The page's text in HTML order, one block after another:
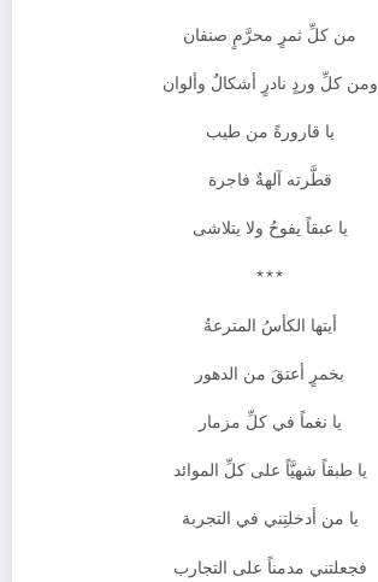
من كلِّ ثمرٍ محرَّمٍ صنفان
ومن كلِّ وردٍ نادرٍ أشكالٌ وألوان
يا قارورةً من طيب
قطَّرته آلهةٌ فاجرة
يا عبقاً يفوحُ ولا يتلاشى
***
أيتها الكأسُ المترعةُ
بخمرٍ أعتقَ من الدهور
يا نغماً في كلِّ مزمار
يا طبقاً شهيَّاً على كلِّ الموائد
يا من أدخلتِني في التجربة
فجعلتني مدمناً على التجارب